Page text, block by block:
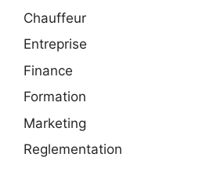
Chauffeur
Entreprise
Finance
Formation
Marketing
Reglementation